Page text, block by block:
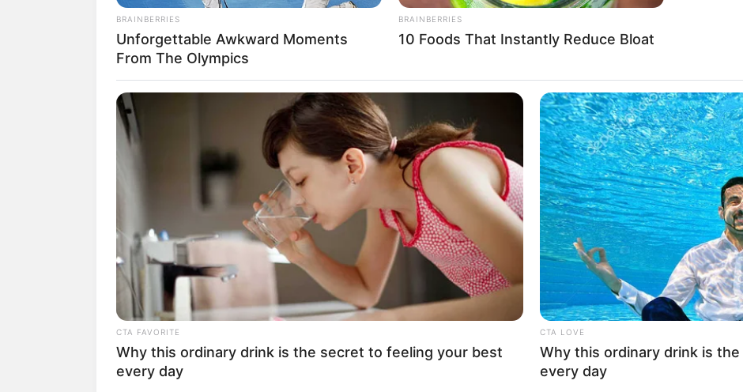
Mute
1. Cocok untuk penampilan yang ingin tampak elegan tapi tidak terlalu terang,
minimalis romantis ini bisa jadi pilihan
Gemes
Pakai
Galau
BRAINBERRIES
Unforgettable Awkward Moments
From The Olympics
BRAINBERRIES
10 Foods That Instantly Reduce Bloat
CTA FAVORITE
Why this ordinary drink is the secret to feeling your best
every day
CTA LOVE
Why this ordinary drink is
every day